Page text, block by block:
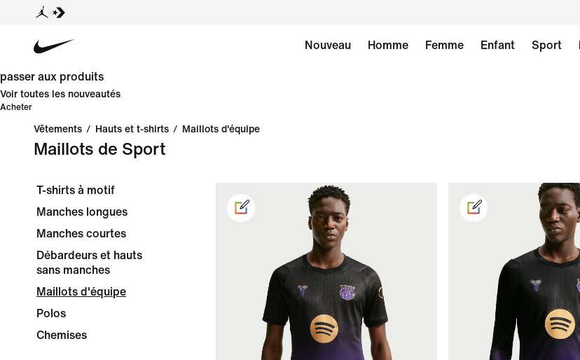
Nouveau Homme Femme Enfant Sport
passer aux produits
Voir toutes les nouveautés
Acheter
Vêtements / Hauts et t-shirts / Maillots d'équipe
Maillots de Sport
T-shirts à motif
Manches longues
Manches courtes
Débardeurs et hauts
sans manches
Maillots d'équipe
Polos
Chemises